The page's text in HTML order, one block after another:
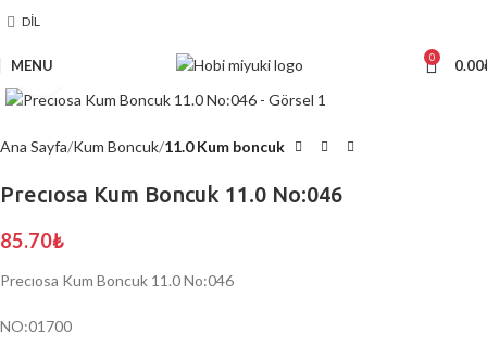
DIL
MENU 0 0.00
Ana Sayfa Kum Boncuk 11.0 Kum boncuk
Precıosa Kum Boncuk 11.0 No:046
85.70₺
Precıosa Kum Boncuk 11.0 No:046
NO:01700